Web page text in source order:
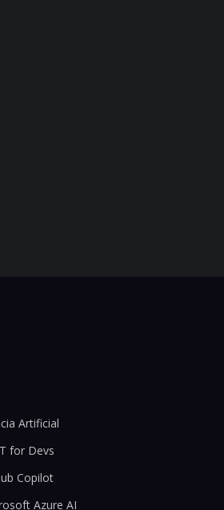
Artificial
for Devs
Copilot
Azure AI